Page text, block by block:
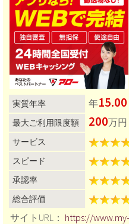
営業方針も拡大路線を採用
年の融資残高の伸び率は、
ないでしょうか。
このクラスになると、中小
ろ、準大手と言ってもよい
また、中小消費者金融の多
に抑えていますが、セント
多数でており、他社よりも
す。
が、バランスのとれた良い
実質年率 年15.00
最大ご利用限度額 200万
サービス
スピード
承認率
総合評価
サイトURL： https://